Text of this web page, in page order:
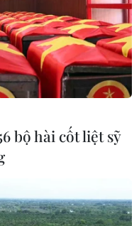
bộ hài cốt liệt sỹ